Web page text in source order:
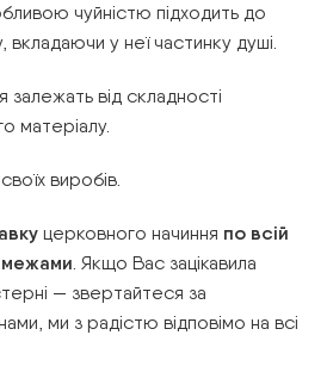
чуйністю підходить до
у неї частинку душі.
залежать від складності
матеріалу.
своїх виробів.
церковного начиння по всій
межами. Якщо Вас зацікавила
— звертайтеся за
ми з радістю відповімо на всі